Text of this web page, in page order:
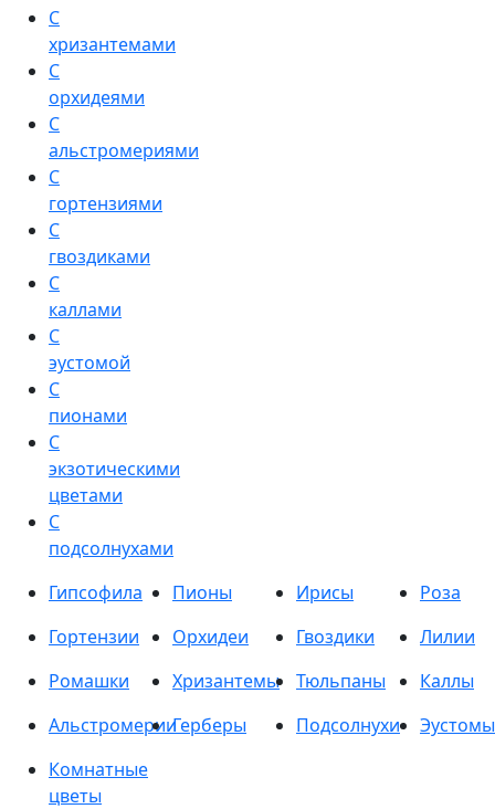
С
хризантемами
С
орхидеями
С
альстромериями
С
гортензиями
С
гвоздиками
С
каллами
С
эустомой
С
пионами
С
экзотическими
цветами
С
подсолнухами
Гипсофила
Пионы Ирисы
Роза
Гортензии
Орхидеи Гвоздики
Лилии
Ромашки
Хризантемы Тюльпаны
Каллы
АльстромерииГерберы Подсолнухи
Эустомы
Комнатные
цветы